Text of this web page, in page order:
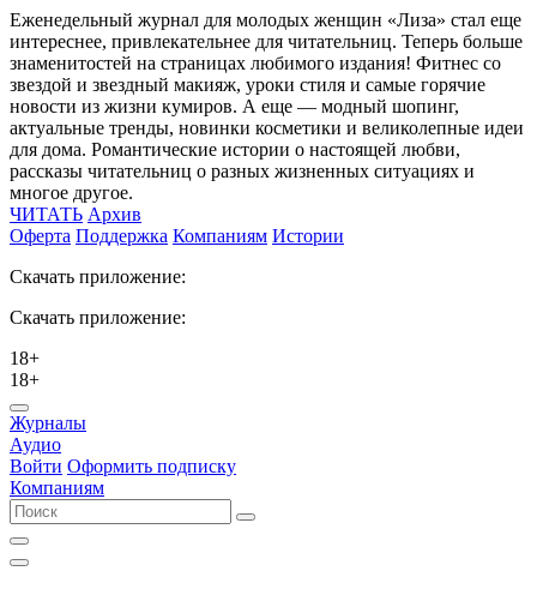
Еженедельный журнал для молодых женщин «Лиза» стал еще
интереснее, привлекательнее для читательниц. Теперь больше
знаменитостей на страницах любимого издания! Фитнес со
звездой и звездный макияж, уроки стиля и самые горячие
новости из жизни кумиров. А еще — модный шопинг,
актуальные тренды, новинки косметики и великолепные идеи
для дома. Романтические истории о настоящей любви,
рассказы читательниц о разных жизненных ситуациях и
многое другое.
ЧИТАТЬ Архив
Оферта Поддержка Компаниям Истории
Скачать приложение:
Скачать приложение:
18+
18+
Журналы
Аудио
Войти Оформить подписку
Компаниям